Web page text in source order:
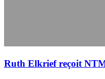
Ruth Elkrief reçoit